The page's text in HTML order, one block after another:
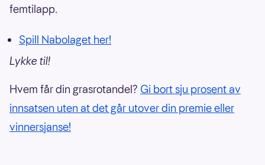
femtilapp.
Spill Nabolaget her!
Lykke til!
Hvem får din grasrotandel? Gi bort sju prosent av
innsatsen uten at det går utover din premie eller
vinnersjanse!